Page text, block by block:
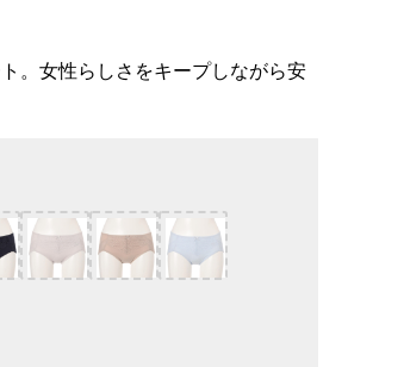
。女性らしさをキープしながら安